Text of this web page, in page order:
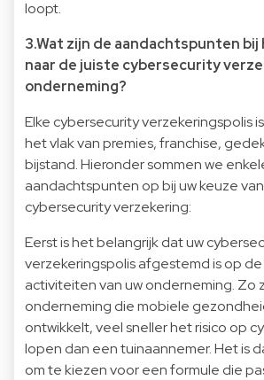
loopt.
3.Wat zijn de aandachtspunten bij
naar de juiste cybersecurity
onderneming?
Elke cybersecurity verzekeringspolis
het vlak van premies, franchise,
bijstand. Hieronder sommen we
aandachtspunten op bij uw keuze
cybersecurity verzekering:
Eerst is het belangrijk dat uw
verzekeringspolis afgestemd is op de
activiteiten van uw onderneming. Zo
onderneming die mobiele
ontwikkelt, veel sneller het risico op
lopen dan een tuinaannemer. Het is
om te kiezen voor een formule die